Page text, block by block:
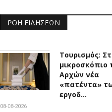
ΡΟΉ ΕΙΔΉΣΕΩΝ
Τουρισμός:
μικροσκόπιο
Αρχών νέα
«πατέντα»
εργοδ…
08-08-2026